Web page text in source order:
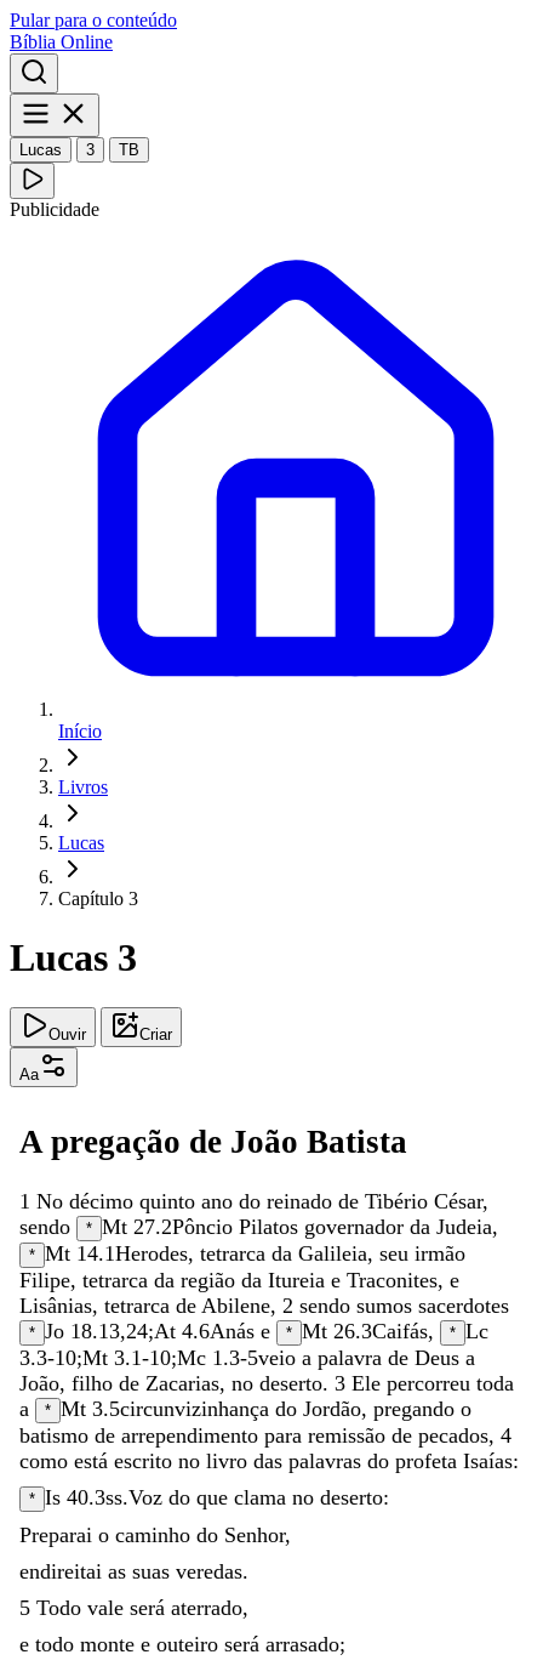
Pular para o conteúdo
Bíblia Online
Lucas 3 TB
Publicidade
Início
Livros
Lucas
Capítulo 3
Lucas 3
Ouvir Criar
Aa
A pregação de João Batista
1 No décimo quinto ano do reinado de Tibério César,
sendo
* Mt 27.2Pôncio Pilatos governador da Judeia,
* Mt 14.1Herodes, tetrarca da Galileia, seu irmão
Filipe, tetrarca da região da Itureia e Traconites, e
Lisânias, tetrarca de Abilene, 2 sendo sumos sacerdotes
* Jo 18.13,24;At 4.6Anás e * Mt 26.3Caifás, * Lc
3.3-10;Mt 3.1-10;Mc 1.3-5veio a palavra de Deus a
João, filho de Zacarias, no deserto. 3 Ele percorreu toda
a
* Mt 3.5circunvizinhança do Jordão, pregando o
batismo de arrependimento para remissão de pecados, 4
como está escrito no livro das palavras do profeta Isaías:
* Is 40.3ss.Voz do que clama no deserto:
Preparai o caminho do Senhor,
endireitai as suas veredas.
5 Todo vale será aterrado,
e todo monte e outeiro será arrasado;